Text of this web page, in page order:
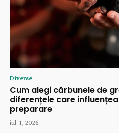
Diverse
Cum alegi cărbunele de
diferențele care
preparare
iul. 1, 2026